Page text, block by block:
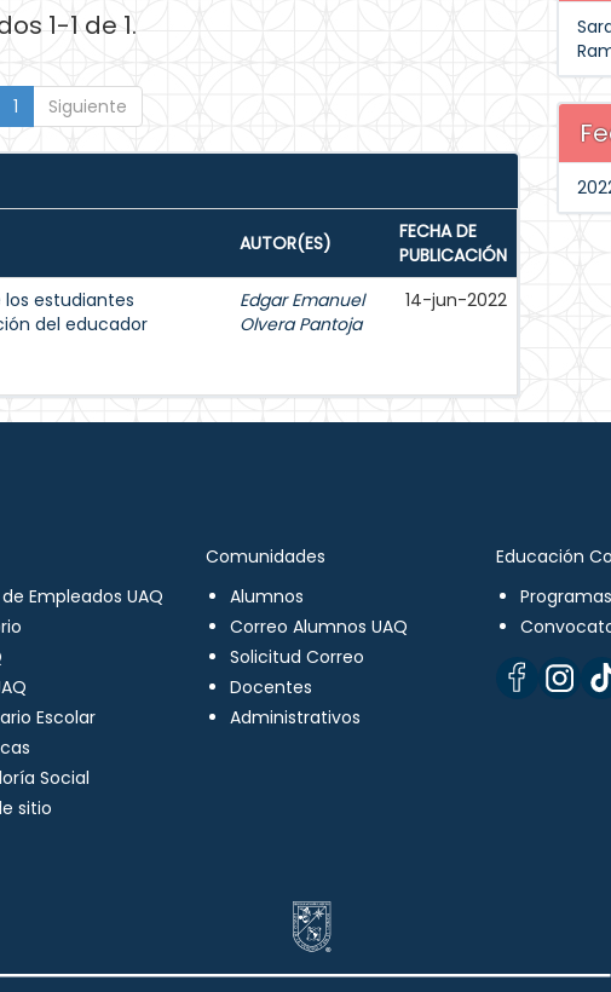
1-1 de 1.
1 Siguiente
AUTOR(ES)
FECHA DE
PUBLICACIÓN
estudiantes
del educador
Edgar Emanuel
Olvera Pantoja
14-jun-2022
Empleados UAQ
Escolar
Social
sitio
Comunidades
Alumnos
Correo Alumnos UAQ
Solicitud Correo
Docentes
Administrativos
Educación